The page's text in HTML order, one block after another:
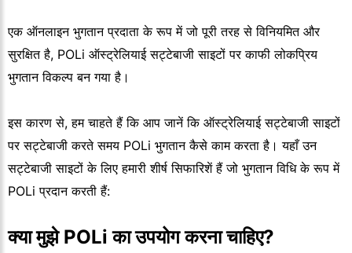
एक ऑनलाइन भुगतान प्रदाता के रूप में जो पूरी तरह से विनियमित और
सुरक्षित है, POLi ऑस्ट्रेलियाई सट्टेबाजी साइटों पर काफी लोकप्रिय
भुगतान विकल्प बन गया है।
इस कारण से, हम चाहते हैं कि आप जानें कि ऑस्ट्रेलियाई सट्टेबाजी साइटों
पर सट्टेबाजी करते समय POLi भुगतान कैसे काम करता है। यहाँ उन
सट्टेबाजी साइटों के लिए हमारी शीर्ष सिफारिशें हैं जो भुगतान विधि के रूप में
POLi प्रदान करती हैं:
क्या मुझे POLi का उपयोग करना चाहिए?